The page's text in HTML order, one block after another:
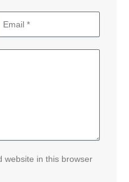
website in this browser